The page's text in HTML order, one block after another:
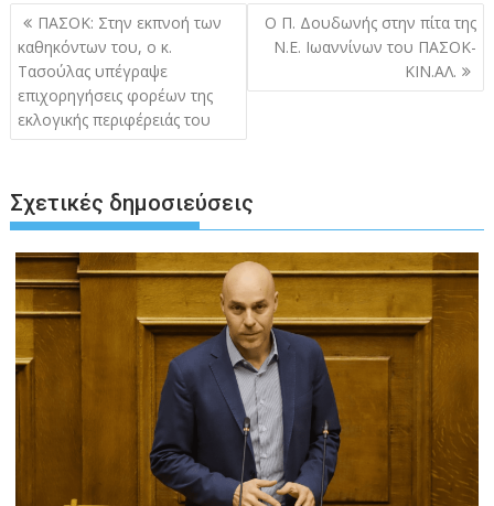
Πλοήγηση
άρθρων
ΠΑΣΟΚ: Στην εκπνοή των
καθηκόντων του, ο κ.
Τασούλας υπέγραψε
επιχορηγήσεις φορέων της
εκλογικής περιφέρειάς του
Ο Π. Δουδωνής στην πίτα της
Ν.Ε. Ιωαννίνων του ΠΑΣΟΚ-
ΚΙΝ.ΑΛ.
Σχετικές δημοσιεύσεις